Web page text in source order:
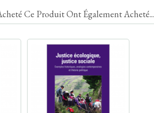
Ce Produit Ont Également Acheté...